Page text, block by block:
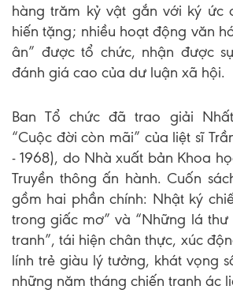
hàng trăm kỷ vật gắn với ký ức
hiến tặng; nhiều hoạt động văn
ân” được tổ chức, nhận được
đánh giá cao của dư luận xã hội.
Ban Tổ chức đã trao giải
“Cuộc đời còn mãi” của liệt sĩ
- 1968), do Nhà xuất bản Khoa
Truyền thông ấn hành. Cuốn
gồm hai phần chính: Nhật ký
trong giấc mơ” và “Những lá thư
tranh”, tái hiện chân thực, xúc
lính trẻ giàu lý tưởng, khát vọng
những năm tháng chiến tranh ác